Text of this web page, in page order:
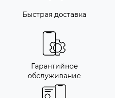
Быстрая доставка
Гарантийное
обслуживание